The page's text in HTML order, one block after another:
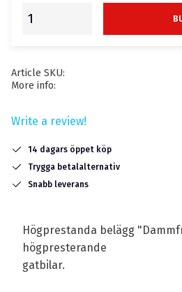
Article SKU
More info
Write a review!
14 dagars öppet köp
Trygga betalalternativ
Snabb leverans
Högprestanda belägg
högpresterande
gatbilar.